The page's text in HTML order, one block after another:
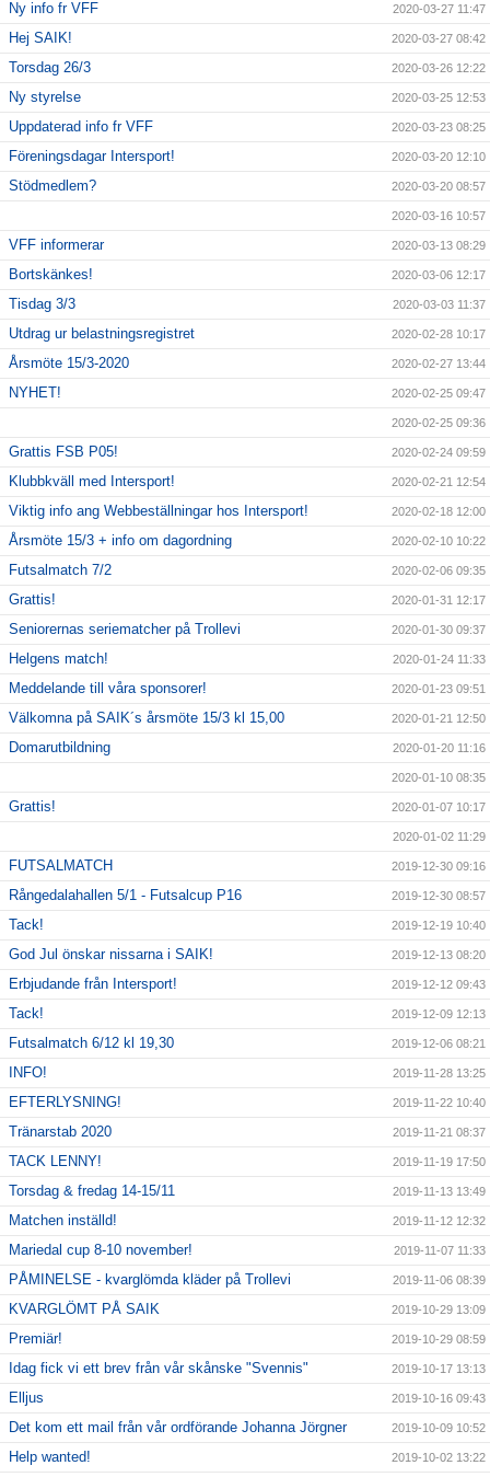
Ny info fr VFF 2020-03-27 11:47
Hej SAIK! 2020-03-27 08:42
Torsdag 26/3 2020-03-26 12:22
Ny styrelse 2020-03-25 12:53
Uppdaterad info fr VFF 2020-03-23 08:25
Föreningsdagar Intersport! 2020-03-20 12:10
Stödmedlem? 2020-03-20 08:57
2020-03-16 10:57
VFF informerar 2020-03-13 08:29
Bortskänkes! 2020-03-06 12:17
Tisdag 3/3 2020-03-03 11:37
Utdrag ur belastningsregistret 2020-02-28 10:17
Årsmöte 15/3-2020 2020-02-27 13:44
NYHET! 2020-02-25 09:47
2020-02-25 09:36
Grattis FSB P05! 2020-02-24 09:59
Klubbkväll med Intersport! 2020-02-21 12:54
Viktig info ang Webbeställningar hos Intersport! 2020-02-18 12:00
Årsmöte 15/3 + info om dagordning 2020-02-10 10:22
Futsalmatch 7/2 2020-02-06 09:35
Grattis! 2020-01-31 12:17
Seniorernas seriematcher på Trollevi 2020-01-30 09:37
Helgens match! 2020-01-24 11:33
Meddelande till våra sponsorer! 2020-01-23 09:51
Välkomna på SAIK´s årsmöte 15/3 kl 15,00 2020-01-21 12:50
Domarutbildning 2020-01-20 11:16
2020-01-10 08:35
Grattis! 2020-01-07 10:17
2020-01-02 11:29
FUTSALMATCH 2019-12-30 09:16
Rångedalahallen 5/1 - Futsalcup P16 2019-12-30 08:57
Tack! 2019-12-19 10:40
God Jul önskar nissarna i SAIK! 2019-12-13 08:20
Erbjudande från Intersport! 2019-12-12 09:43
Tack! 2019-12-09 12:13
Futsalmatch 6/12 kl 19,30 2019-12-06 08:21
INFO! 2019-11-28 13:25
EFTERLYSNING! 2019-11-22 10:40
Tränarstab 2020 2019-11-21 08:37
TACK LENNY! 2019-11-19 17:50
Torsdag & fredag 14-15/11 2019-11-13 13:49
Matchen inställd! 2019-11-12 12:32
Mariedal cup 8-10 november! 2019-11-07 11:33
PÅMINELSE - kvarglömda kläder på Trollevi 2019-11-06 08:39
KVARGLÖMT PÅ SAIK 2019-10-29 13:09
Premiär! 2019-10-29 08:59
Idag fick vi ett brev från vår skånske "Svennis" 2019-10-17 13:13
Elljus 2019-10-16 09:43
Det kom ett mail från vår ordförande Johanna Jörgner 2019-10-09 10:52
Help wanted! 2019-10-02 13:22